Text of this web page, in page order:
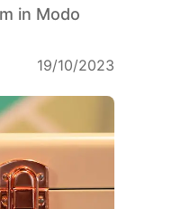
in Modo
19/10/2023